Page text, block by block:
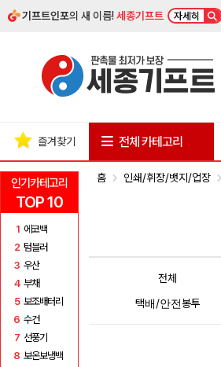
기프트인포의 새 이름!세종기프트 자세히
인기카테고리
TOP 10
1 에코백
2 텀블러
3 우산
4 부채
5 보조배터리
6 수건
7 선풍기
8 보온보냉백
즐겨찾기 전체 카테고리
홈 인쇄/휘장/뱃지/업장
전체
택배/안전봉투